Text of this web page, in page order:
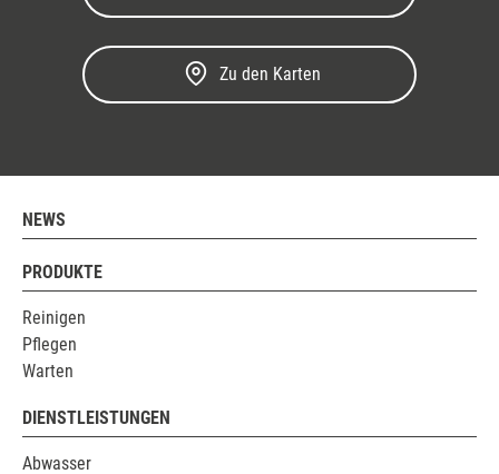
Zu den Karten
NEWS
PRODUKTE
Reinigen
Pflegen
Warten
DIENSTLEISTUNGEN
Abwasser